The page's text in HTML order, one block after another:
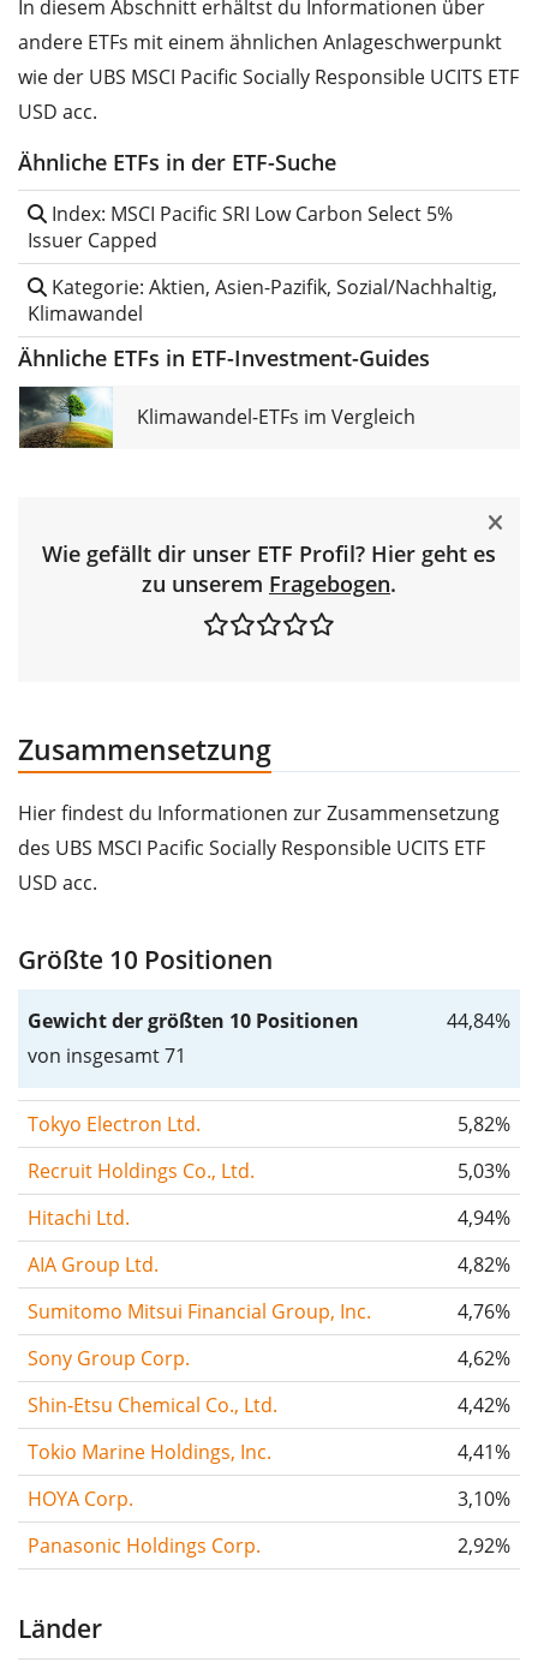
In diesem Abschnitt erhältst du Informationen über
andere ETFs mit einem ähnlichen Anlageschwerpunkt
wie der UBS MSCI Pacific Socially Responsible UCITS ETF
USD acc.
Ähnliche ETFs in der ETF-Suche
Index: MSCI Pacific SRI Low Carbon Select 5%
Issuer Capped
Kategorie: Aktien, Asien-Pazifik, Sozial/Nachhaltig,
Klimawandel
Ähnliche ETFs in ETF-Investment-Guides
Klimawandel-ETFs im Vergleich
Wie gefällt dir unser ETF Profil? Hier geht es
zu unserem Fragebogen.
Zusammensetzung
Hier findest du Informationen zur Zusammensetzung
des UBS MSCI Pacific Socially Responsible UCITS ETF
USD acc.
Größte 10 Positionen
Gewicht der größten 10 Positionen
von insgesamt 71
44,84%
Tokyo Electron Ltd.
5,82%
Recruit Holdings Co., Ltd.
5,03%
Hitachi Ltd.
4,94%
AIA Group Ltd.
4,82%
Sumitomo Mitsui Financial Group, Inc.
4,76%
Sony Group Corp.
4,62%
Shin-Etsu Chemical Co., Ltd.
4,42%
Tokio Marine Holdings, Inc.
4,41%
HOYA Corp.
3,10%
Panasonic Holdings Corp.
2,92%
Länder